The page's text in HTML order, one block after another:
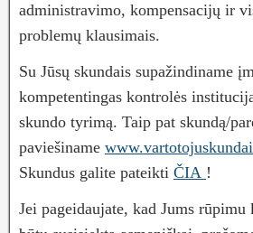
administravimo, kompensacijų ir
problemų klausimais.
Su Jūsų skundais supažindiname
kompetentingas kontrolės
skundo tyrimą. Taip pat skundą/
paviešiname
Skundus galite pateikti ČIA !
Jei pageidaujate, kad Jums rūpimu